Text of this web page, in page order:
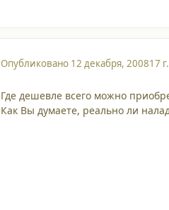
Опубликовано 12 декабря, 200817 г.
Где дешевле всего можно
Как Вы думаете, реально ли